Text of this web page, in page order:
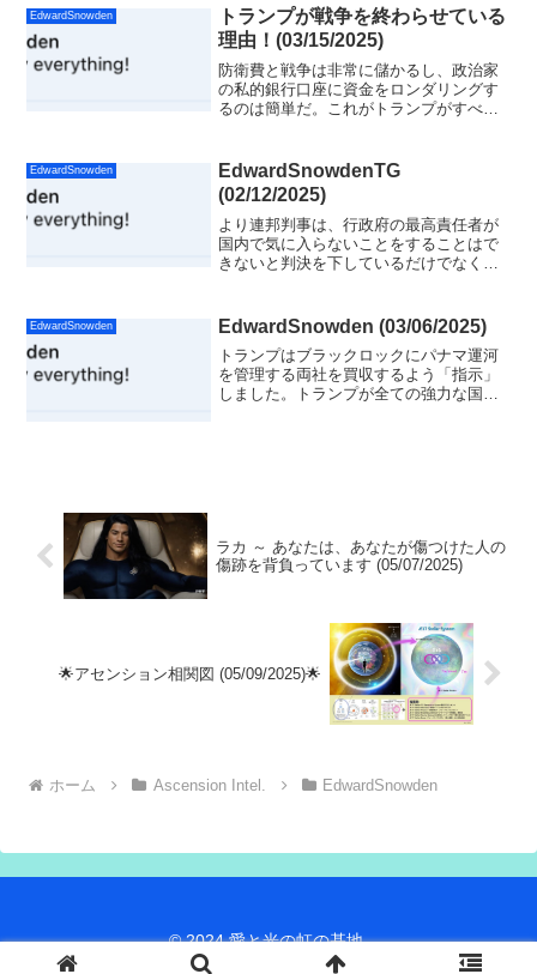
なるネタニヤフ対トランプではなくこれ
はトランプ対支配システムです。
EdwardSnowden
トランプが戦争を終わらせている
理由！(03/15/2025)
防衛費と戦争は非常に儲かるし、政治家
の私的銀行口座に資金をロンダリングす
るのは簡単だ。これがトランプがすべて
EdwardSnowden
EdwardSnowdenTG
(02/12/2025)
より連邦判事は、行政府の最高責任者が
国内で気に入らないことをすることはで
きないと判決を下しているだけでなく、
連邦官僚は、司法機関を利用して、大統
領が単なる名ばかりで、実...
EdwardSnowden EdwardSnowden (03/06/2025)
トランプはブラックロックにパナマ運河
を管理する両社を買収するよう「指示」
しました。トランプが全ての強力な国を
ラカ ～ あなたは、あなたが傷つけた人の
傷跡を背負っています (05/07/2025)
🌟アセンション相関図 (05/09/2025)🌟
ホーム Ascension Intel. EdwardSnowden
© 2024 愛と光の虹の基地.